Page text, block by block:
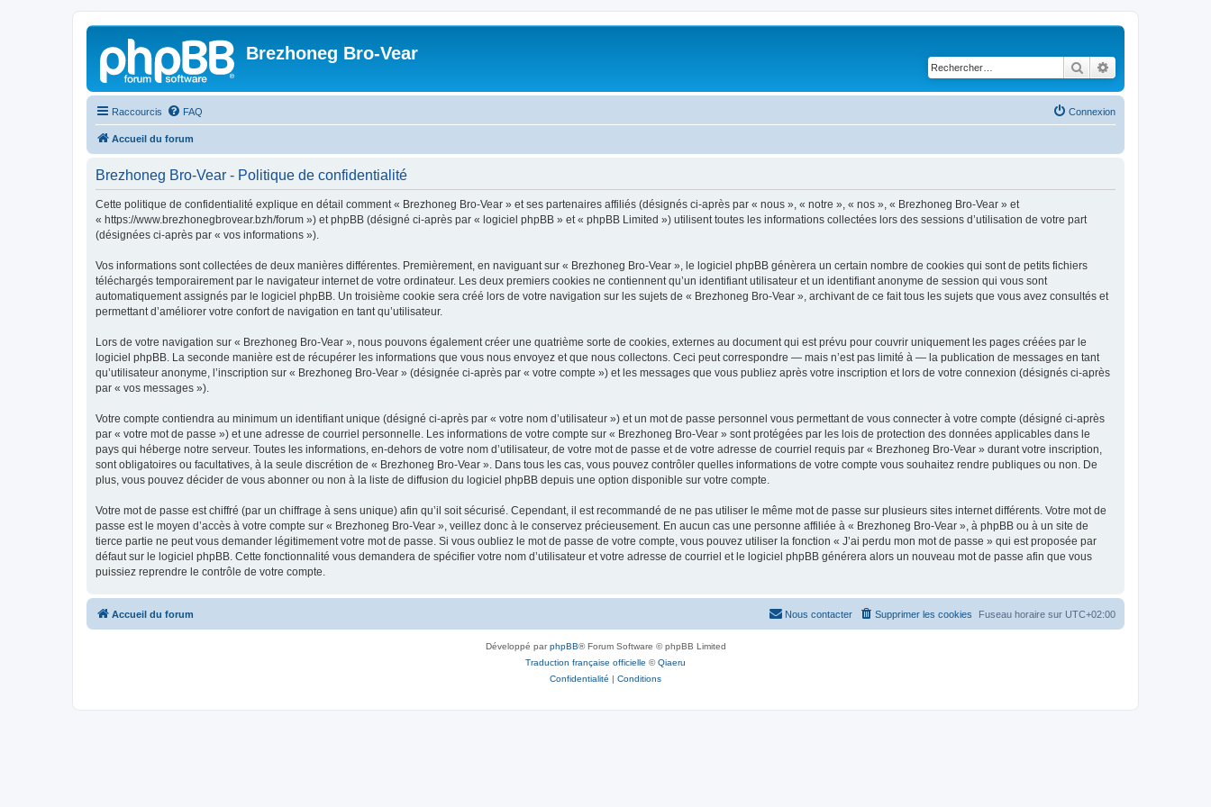
Brezhoneg Bro-Vear
Rechercher
Raccourcis FAQ Connexion
Accueil du forum
Brezhoneg Bro-Vear - Politique de confidentialité
Cette politique de confidentialité explique en détail comment « Brezhoneg Bro-Vear » et ses partenaires affiliés (désignés ci-après par « nous », « notre », « nos », « Brezhoneg Bro-Vear » et
« https://www.brezhonegbrovear.bzh/forum ») et phpBB (désigné ci-après par « logiciel phpBB » et « phpBB Limited ») utilisent toutes les informations collectées lors des sessions d’utilisation de votre part
(désignées ci-après par « vos informations »).
Vos informations sont collectées de deux manières différentes. Premièrement, en naviguant sur « Brezhoneg Bro-Vear », le logiciel phpBB génèrera un certain nombre de cookies qui sont de petits fichiers
téléchargés temporairement par le navigateur internet de votre ordinateur. Les deux premiers cookies ne contiennent qu’un identifiant utilisateur et un identifiant anonyme de session qui vous sont
automatiquement assignés par le logiciel phpBB. Un troisième cookie sera créé lors de votre navigation sur les sujets de « Brezhoneg Bro-Vear », archivant de ce fait tous les sujets que vous avez consultés et
permettant d’améliorer votre confort de navigation en tant qu’utilisateur.
Lors de votre navigation sur « Brezhoneg Bro-Vear », nous pouvons également créer une quatrième sorte de cookies, externes au document qui est prévu pour couvrir uniquement les pages créées par le
logiciel phpBB. La seconde manière est de récupérer les informations que vous nous envoyez et que nous collectons. Ceci peut correspondre — mais n’est pas limité à — la publication de messages en tant
qu’utilisateur anonyme, l’inscription sur « Brezhoneg Bro-Vear » (désignée ci-après par « votre compte ») et les messages que vous publiez après votre inscription et lors de votre connexion (désignés ci-après
par « vos messages »).
Votre compte contiendra au minimum un identifiant unique (désigné ci-après par « votre nom d’utilisateur ») et un mot de passe personnel vous permettant de vous connecter à votre compte (désigné ci-après
par « votre mot de passe ») et une adresse de courriel personnelle. Les informations de votre compte sur « Brezhoneg Bro-Vear » sont protégées par les lois de protection des données applicables dans le
pays qui héberge notre serveur. Toutes les informations, en-dehors de votre nom d’utilisateur, de votre mot de passe et de votre adresse de courriel requis par « Brezhoneg Bro-Vear » durant votre inscription,
sont obligatoires ou facultatives, à la seule discrétion de « Brezhoneg Bro-Vear ». Dans tous les cas, vous pouvez contrôler quelles informations de votre compte vous souhaitez rendre publiques ou non. De
plus, vous pouvez décider de vous abonner ou non à la liste de diffusion du logiciel phpBB depuis une option disponible sur votre compte.
Votre mot de passe est chiffré (par un chiffrage à sens unique) afin qu’il soit sécurisé. Cependant, il est recommandé de ne pas utiliser le même mot de passe sur plusieurs sites internet différents. Votre mot de
passe est le moyen d’accès à votre compte sur « Brezhoneg Bro-Vear », veillez donc à le conservez précieusement. En aucun cas une personne affiliée à « Brezhoneg Bro-Vear », à phpBB ou à un site de
tierce partie ne peut vous demander légitimement votre mot de passe. Si vous oubliez le mot de passe de votre compte, vous pouvez utiliser la fonction « J’ai perdu mon mot de passe » qui est proposée par
défaut sur le logiciel phpBB. Cette fonctionnalité vous demandera de spécifier votre nom d’utilisateur et votre adresse de courriel et le logiciel phpBB générera alors un nouveau mot de passe afin que vous
puissiez reprendre le contrôle de votre compte.
Accueil du forum Fuseau horaire sur UTC+02:00
Supprimer les cookies
Nous contacter
Développé parphpBB® Forum Software © phpBB Limited
Traduction française officielle ©Qiaeru
Confidentialité | Conditions